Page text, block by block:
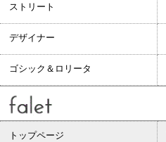
ストリート
デザイナー
ゴシック＆ロリータ
トップページ